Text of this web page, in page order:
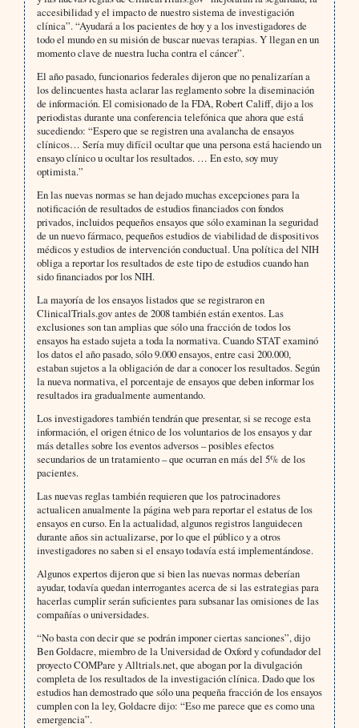
accesibilidad y el impacto de nuestro sistema de investigación
clínica”. “Ayudará a los pacientes de hoy y a los investigadores de
todo el mundo en su misión de buscar nuevas terapias. Y llegan en un
momento clave de nuestra lucha contra el cáncer”.
El año pasado, funcionarios federales dijeron que no penalizarían a
los delincuentes hasta aclarar las reglamento sobre la diseminación
de información. El comisionado de la FDA, Robert Califf, dijo a los
periodistas durante una conferencia telefónica que ahora que está
sucediendo: “Espero que se registren una avalancha de ensayos
clínicos… Sería muy difícil ocultar que una persona está haciendo un
ensayo clínico u ocultar los resultados. … En esto, soy muy
optimista.”
En las nuevas normas se han dejado muchas excepciones para la
notificación de resultados de estudios financiados con fondos
privados, incluidos pequeños ensayos que sólo examinan la seguridad
de un nuevo fármaco, pequeños estudios de viabilidad de dispositivos
médicos y estudios de intervención conductual. Una política del NIH
obliga a reportar los resultados de este tipo de estudios cuando han
sido financiados por los NIH.
La mayoría de los ensayos listados que se registraron en
ClinicalTrials.gov antes de 2008 también están exentos. Las
exclusiones son tan amplias que sólo una fracción de todos los
ensayos ha estado sujeta a toda la normativa. Cuando STAT examinó
los datos el año pasado, sólo 9.000 ensayos, entre casi 200.000,
estaban sujetos a la obligación de dar a conocer los resultados. Según
la nueva normativa, el porcentaje de ensayos que deben informar los
resultados ira gradualmente aumentando.
Los investigadores también tendrán que presentar, si se recoge esta
información, el origen étnico de los voluntarios de los ensayos y dar
más detalles sobre los eventos adversos – posibles efectos
secundarios de un tratamiento – que ocurran en más del 5% de los
pacientes.
Las nuevas reglas también requieren que los patrocinadores
actualicen anualmente la página web para reportar el estatus de los
ensayos en curso. En la actualidad, algunos registros languidecen
durante años sin actualizarse, por lo que el público y a otros
investigadores no saben si el ensayo todavía está implementándose.
Algunos expertos dijeron que si bien las nuevas normas deberían
ayudar, todavía quedan interrogantes acerca de si las estrategias para
hacerlas cumplir serán suficientes para subsanar las omisiones de las
compañías o universidades.
“No basta con decir que se podrán imponer ciertas sanciones”, dijo
Ben Goldacre, miembro de la Universidad de Oxford y cofundador del
proyecto COMPare y Alltrials.net, que abogan por la divulgación
completa de los resultados de la investigación clínica. Dado que los
estudios han demostrado que sólo una pequeña fracción de los ensayos
cumplen con la ley, Goldacre dijo: “Eso me parece que es como una
emergencia”.